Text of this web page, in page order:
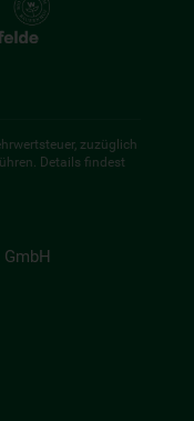
zuzüglich
Details findest